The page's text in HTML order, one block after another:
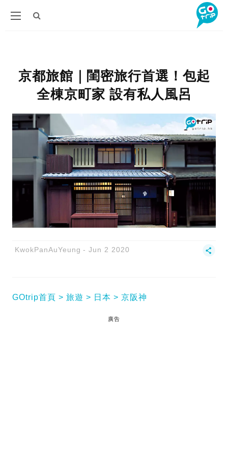
京都旅館｜閨密旅行首選！包起
全棟京町家 設有私人風呂
KwokPanAuYeung Jun 2 2020
GOtrip首頁 旅遊 日本 京阪神
廣告